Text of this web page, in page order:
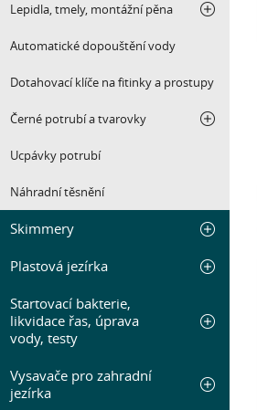
Lepidla, tmely, montážní pěna
Automatické dopouštění vody
Dotahovací klíče na fitinky a prostupy
Černé potrubí a tvarovky
Ucpávky potrubí
Náhradní těsnění
Skimmery
Plastová jezírka
Startovací bakterie,
likvidace řas, úprava
vody, testy
Vysavače pro zahradní
jezírka